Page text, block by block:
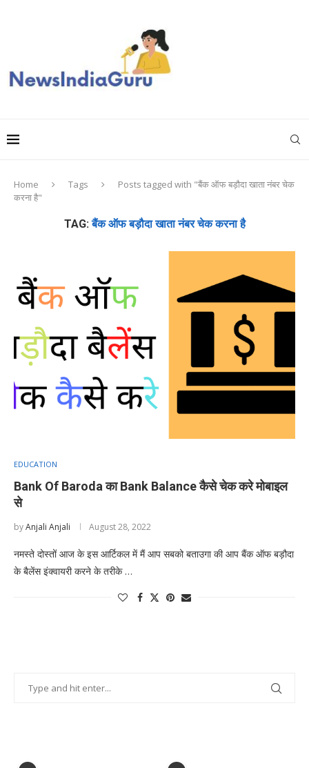
Home Tags
Posts tagged with "बैंक ऑफ बड़ौदा खाता नंबर चेक
करना है"
TAG:बैंक ऑफ बड़ौदा खाता नंबर चेक करना है
EDUCATION
Bank Of Baroda का Bank Balance कैसे चेक करे मोबाइल
से
byAnjali Anjali August 28, 2022
नमस्ते दोस्तों आज के इस आर्टिकल में मैं आप सबको बताउगा की आप बैंक ऑफ बड़ौदा
के बैलेंस इंक्वायरी करने के तरीके …